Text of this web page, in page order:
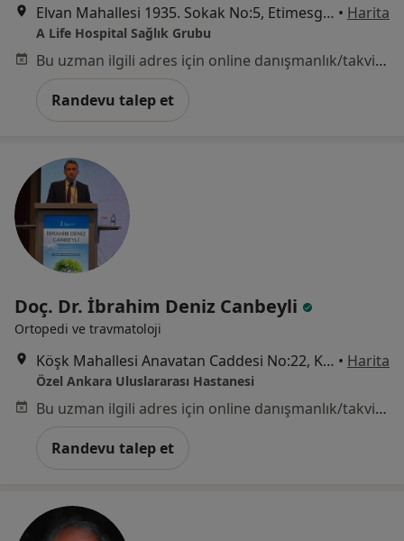
Elvan Mahallesi 1935. Sokak No:5, Etimesgut • Harita
A Life Hospital Sağlık Grubu
Bu uzman ilgili adres için online danışmanlık/takvim sunmuyor.
Randevu talep et
Doç. Dr. İbrahim Deniz Canbeyli
Ortopedi ve travmatoloji
Köşk Mahallesi Anavatan Caddesi No:22, Keçiören • Harita
Özel Ankara Uluslararası Hastanesi
Bu uzman ilgili adres için online danışmanlık/takvim sunmuyor.
Randevu talep et